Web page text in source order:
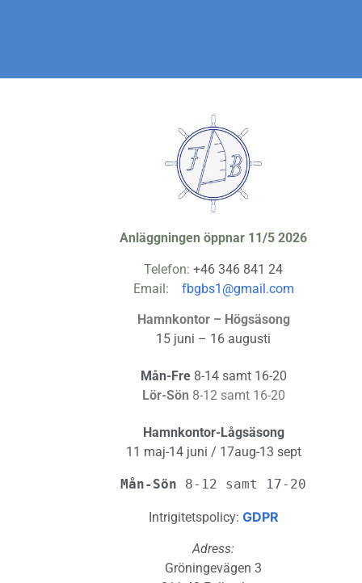
Anläggningen öppnar 11/5 2026
Telefon: +46 346 841 24
Email: fbgbs1@gmail.com
Hamnkontor – Högsäsong
15 juni – 16 augusti
Mån-Fre8-14 samt 16-20
Lör-Sön 8-12 samt 16-20
Hamnkontor-Lågsäsong
11 maj-14 juni / 17aug-13 sept
Mån-Sön 8-12 samt 17-20
Intrigitetspolicy: GDPR
Adress:
Gröningevägen 3